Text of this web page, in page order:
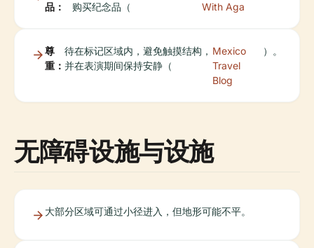
品：
购买纪念品（
With Aga
尊
重：
待在标记区域内，避免触摸结构，
并在表演期间保持安静（
Mexico
Travel
Blog
）。
无障碍设施与设施
大部分区域可通过小径进入，但地形可能不平。